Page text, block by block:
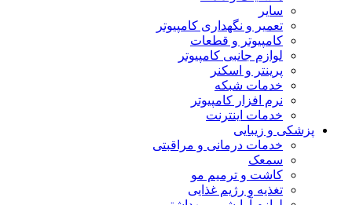
سایر
تعمیر و نگهداری کامپیوتر
کامپیوتر و قطعات
لوازم جانبی کامپیوتر
پرینتر و اسکنر
خدمات شبکه
نرم افزار کامپیوتر
خدمات اینترنت
پزشکی و زیبایی
خدمات درمانی و مراقبتی
سمعک
کاشت و ترمیم مو
تغذیه و رژیم غذایی